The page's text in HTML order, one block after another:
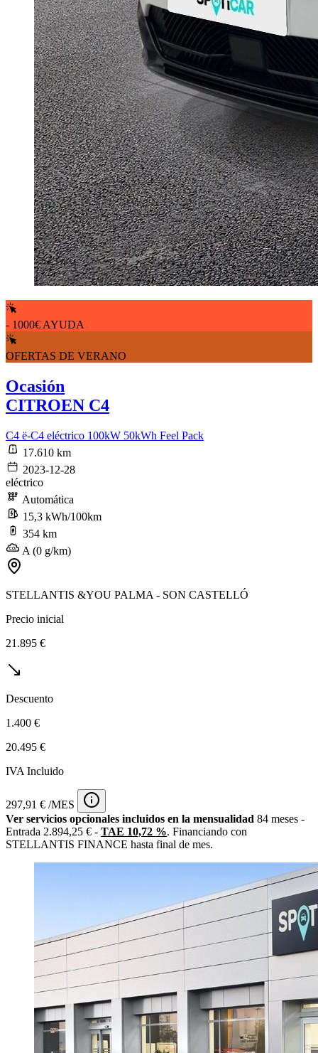
- 1000€ AYUDA
OFERTAS DE VERANO
Ocasión
CITROEN C4
C4 ë-C4 eléctrico 100kW 50kWh Feel Pack
17.610 km
2023-12-28
eléctrico
Automática
15,3 kWh/100km
354 km
A (0 g/km)
STELLANTIS &YOU PALMA - SON CASTELLÓ
Precio inicial
21.895 €
Descuento
1.400 €
20.495 €
IVA Incluido
297,91 € /MES
Ver servicios opcionales incluidos en la mensualidad 84 meses -
Entrada 2.894,25 € - TAE 10,72 %. Financiando con
STELLANTIS FINANCE hasta final de mes.